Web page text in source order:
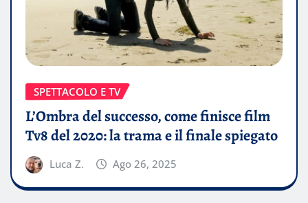
SPETTACOLO E TV
L’Ombra del successo, come finisce film
Tv8 del 2020: la trama e il finale spiegato
Luca Z. Ago 26, 2025